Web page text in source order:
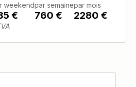
weekend
€
par semaine
760 €
par mois
2280 €